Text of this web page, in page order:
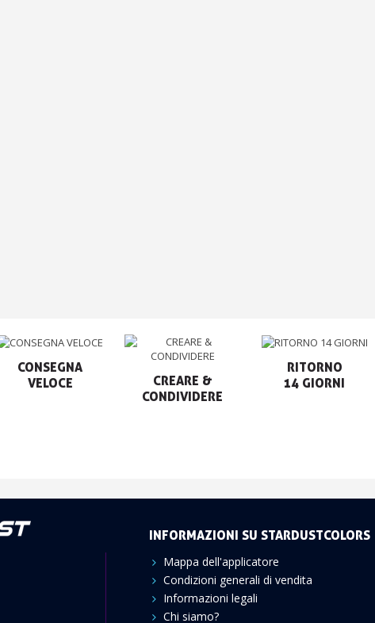
CONSEGNA
VELOCE
CREARE &
CONDIVIDERE
RITORNO
14 GIORNI
INFORMAZIONI SU STARDUSTCOLORS
Mappa dell'applicatore
Condizioni generali di vendita
Informazioni legali
Chi siamo?